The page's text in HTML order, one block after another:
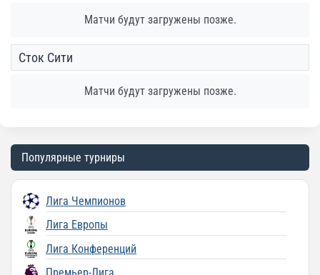
Матчи будут загружены позже.
Сток Сити
Матчи будут загружены позже.
Популярные турниры
Лига Чемпионов
Лига Европы
Лига Конференций